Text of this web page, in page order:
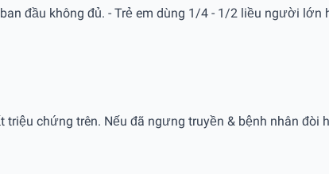
đầu không đủ. - Trẻ em dùng 1/4 - 1/2 liều người
chứng trên. Nếu đã ngưng truyền & bệnh nhân đòi